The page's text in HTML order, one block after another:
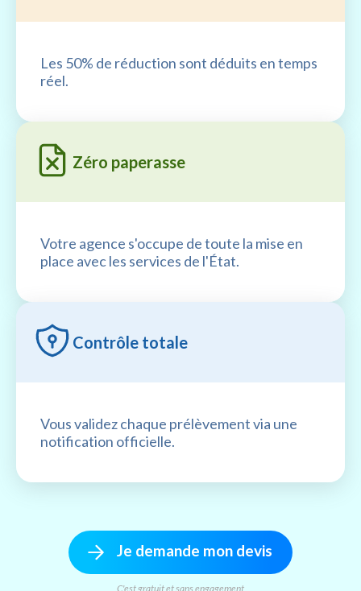
Les 50% de réduction sont déduits en temps
réel.
Zéro paperasse
Votre agence s'occupe de toute la mise en
place avec les services de l'État.
Contrôle totale
Vous validez chaque prélèvement via une
notification officielle.
Je demande mon devis
C'est gratuit et sans engagement